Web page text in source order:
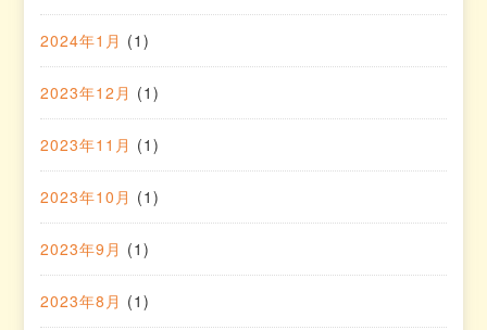
2024年1月 (1)
2023年12月 (1)
2023年11月 (1)
2023年10月 (1)
2023年9月 (1)
2023年8月 (1)